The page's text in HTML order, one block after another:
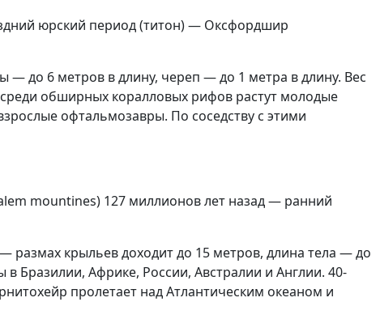
юрский период (титон) — Оксфордшир
до 6 метров в длину, череп — до 1 метра в длину. Вес
обширных коралловых рифов растут молодые
офтальмозавры. По соседству с этими
mountines) 127 миллионов лет назад — ранний
крыльев доходит до 15 метров, длина тела — до
Бразилии, Африке, России, Австралии и Англии. 40-
пролетает над Атлантическим океаном и